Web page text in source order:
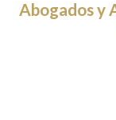
Abogados y